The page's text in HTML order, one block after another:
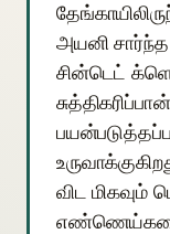
அயனி
சின்டெட்
விட மிகவும்
எண்ணெய்களை